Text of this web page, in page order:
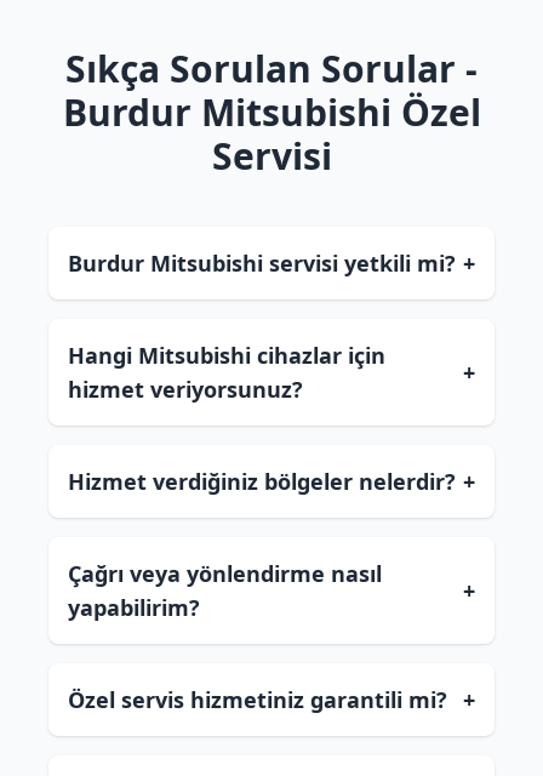
Sıkça Sorulan Sorular -
Burdur Mitsubishi Özel
Servisi
Burdur Mitsubishi servisi yetkili mi? +
Hangi Mitsubishi cihazlar için
hizmet veriyorsunuz?
+
Hizmet verdiğiniz bölgeler nelerdir? +
Çağrı veya yönlendirme nasıl
yapabilirim?
+
Özel servis hizmetiniz garantili mi? +